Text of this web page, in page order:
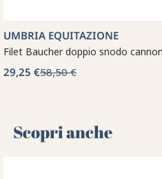
UMBRIA EQUITAZIONE
Filet Baucher doppio snodo
29,25 €58,50 €
Scopri anche 🌻